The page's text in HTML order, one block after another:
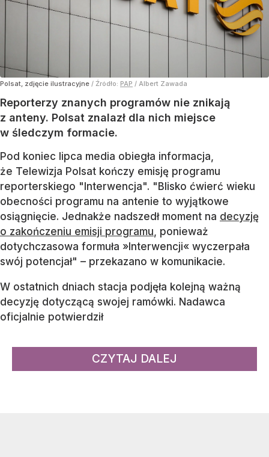
Polsat, zdjęcie ilustracyjne / Źródło: PAP / Albert Zawada
Reporterzy znanych programów nie znikają
z anteny. Polsat znalazł dla nich miejsce
w śledczym formacie.
Pod koniec lipca media obiegła informacja,
że Telewizja Polsat kończy emisję programu
reporterskiego "Interwencja". "Blisko ćwierć wieku
obecności programu na antenie to wyjątkowe
osiągnięcie. Jednakże nadszedł moment na decyzję
o zakończeniu emisji programu, ponieważ
dotychczasowa formuła »Interwencji« wyczerpała
swój potencjał" – przekazano w komunikacie.
W ostatnich dniach stacja podjęła kolejną ważną
decyzję dotyczącą swojej ramówki. Nadawca
oficjalnie potwierdził
CZYTAJ DALEJ